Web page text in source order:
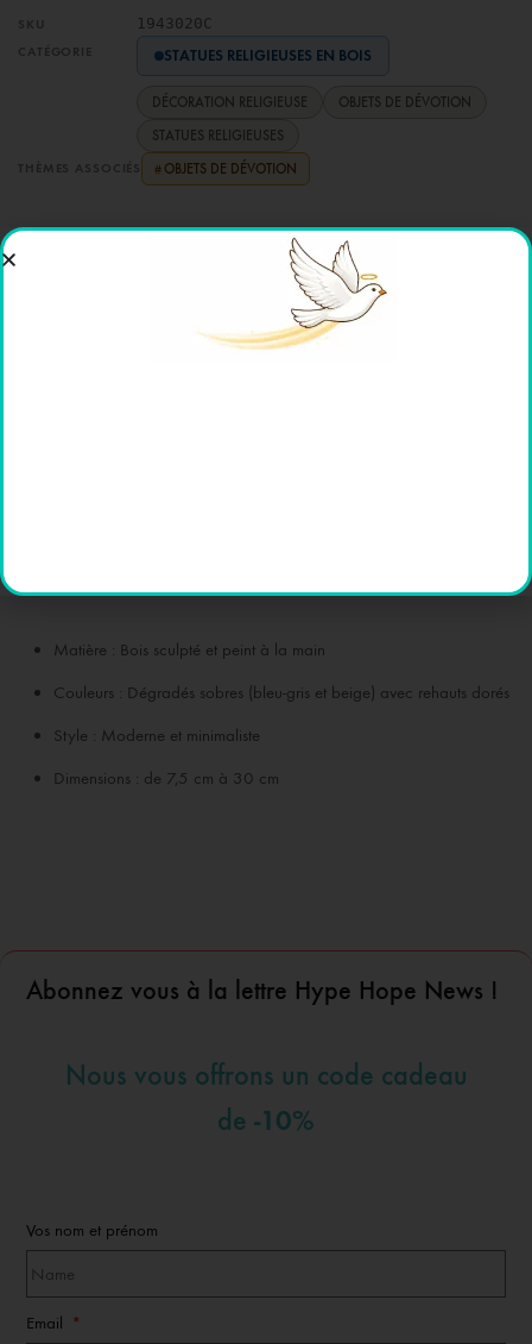
SKU 1943020C
CATÉGORIE STATUES RELIGIEUSES EN BOIS
DÉCORATION RELIGIEUSE
OBJETS DE DÉVOTION
STATUES RELIGIEUSES
THÈMES ASSOCIÉS # OBJETS DE DÉVOTION
Matière : Bois sculpté et peint à la main
Couleurs : Dégradés sobres (bleu-gris et beige) avec rehauts dorés
Style : Moderne et minimaliste
Dimensions : de 7,5 cm à 30 cm
Abonnez vous à la lettre Hype Hope News !
Nous vous offrons un code cadeau
de -10%
Vos nom et prénom
Email